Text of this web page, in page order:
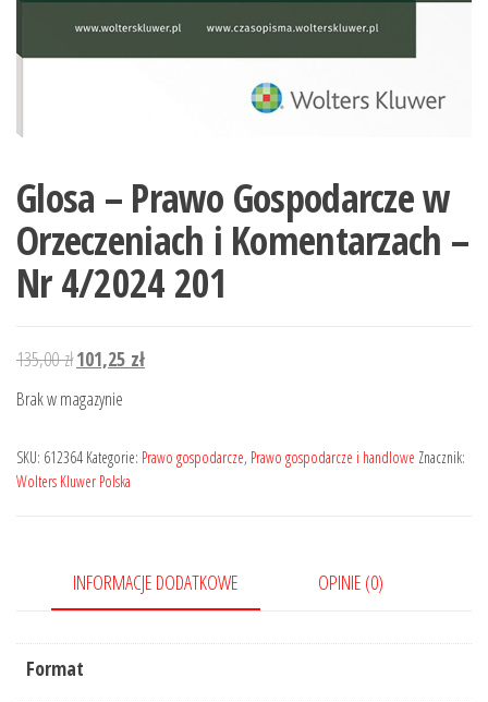
Glosa – Prawo Gospodarcze w
Orzeczeniach i Komentarzach –
Nr 4/2024 201
135,00złPierwotna
wynosiła:
135,00 zł.
101,25 złAktualna
101,25 zł.
Brak w magazynie
SKU: 612364 Kategorie: Prawo gospodarcze, Prawo gospodarcze i handlowe Znacznik:
Wolters Kluwer Polska
INFORMACJE DODATKOWE OPINIE (0)
Format